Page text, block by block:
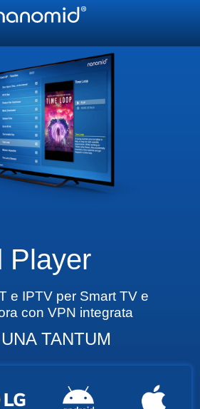
Player
e IPTV per Smart TV e
con VPN integrata
TANTUM